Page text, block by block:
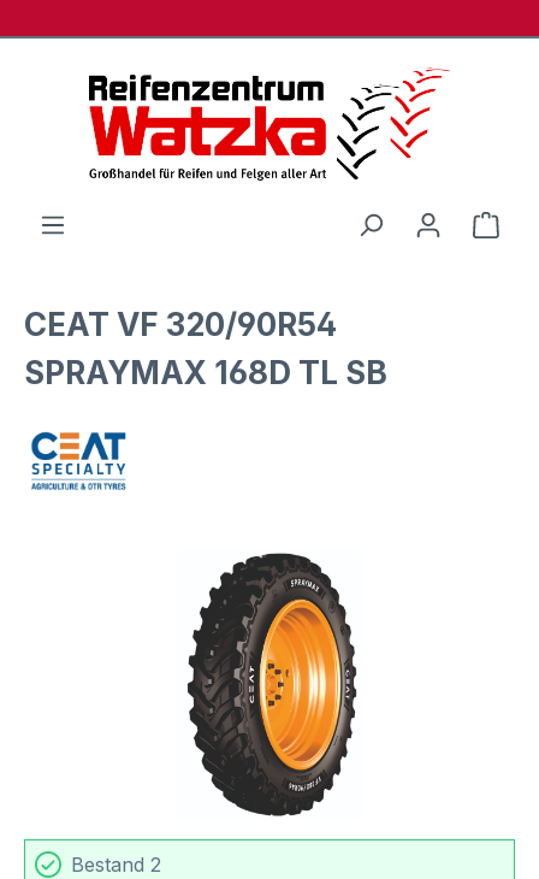
CEAT VF 320/90R54
SPRAYMAX 168D TL SB
Bildergalerie überspringen
Bestand 2